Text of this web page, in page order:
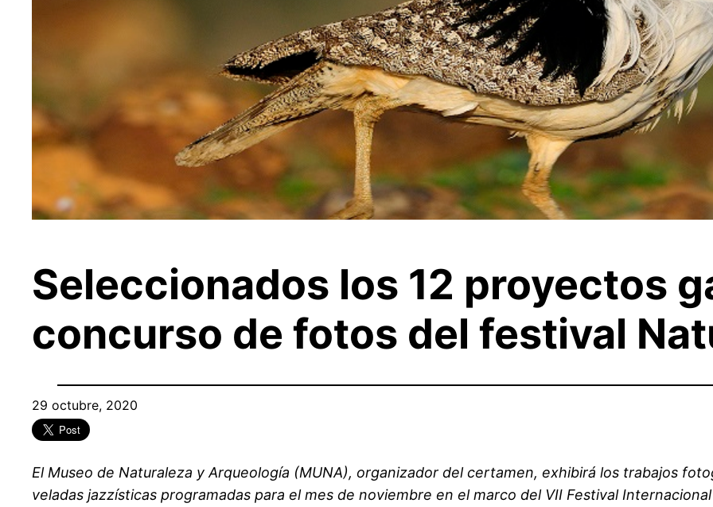
Seleccionados los 12 proyectos
concurso de fotos del festival
29 octubre, 2020
El Museo de Naturaleza y Arqueología (MUNA), organizador del certamen, exhibirá los trabajos
veladas jazzísticas programadas para el mes de noviembre en el marco del VII Festival